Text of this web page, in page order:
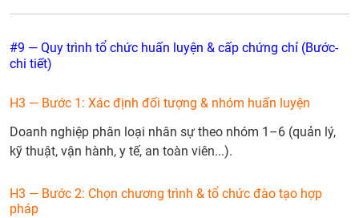
#9 — Quy trình tổ chức huấn luyện & cấp chứng chỉ (Bước-
chi tiết)
H3 — Bước 1: Xác định đối tượng & nhóm huấn luyện
Doanh nghiệp phân loại nhân sự theo nhóm 1–6 (quản lý,
kỹ thuật, vận hành, y tế, an toàn viên...).
H3 — Bước 2: Chọn chương trình & tổ chức đào tạo hợp
pháp